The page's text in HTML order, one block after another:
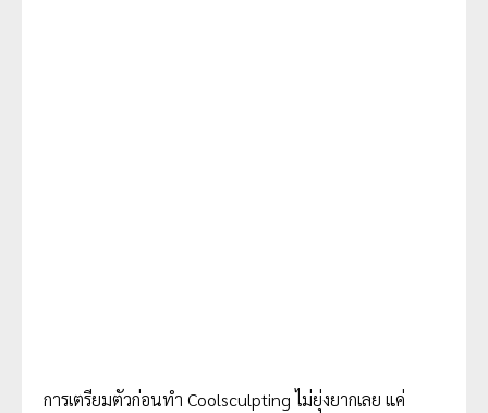
การเตรียมตัวก่อนทำ Coolsculpting ไม่ยุ่งยากเลย แค่